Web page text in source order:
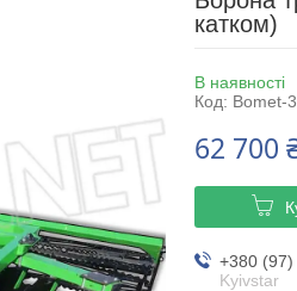
катком)
В наявності
Код: Bomet-
62 700
+380
Kyivstar